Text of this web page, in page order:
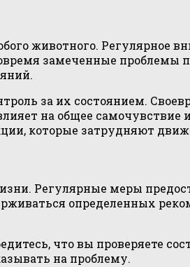
животного. Регулярное
замеченные проблемы
за их состоянием.
на общее самочувствие
которые затрудняют
Регулярные меры
определенных
что вы проверяете
на проблему.